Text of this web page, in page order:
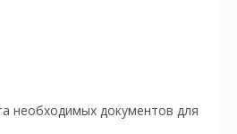
необходимых документов для